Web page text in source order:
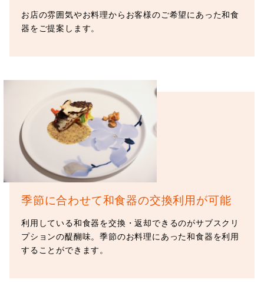
お店の雰囲気やお料理からお客様のご希望にあった和食
器をご提案します。
季節に合わせて和食器の交換利用が可能
利用している和食器を交換・返却できるのがサブスクリ
プションの醍醐味。季節のお料理にあった和食器を利用
することができます。